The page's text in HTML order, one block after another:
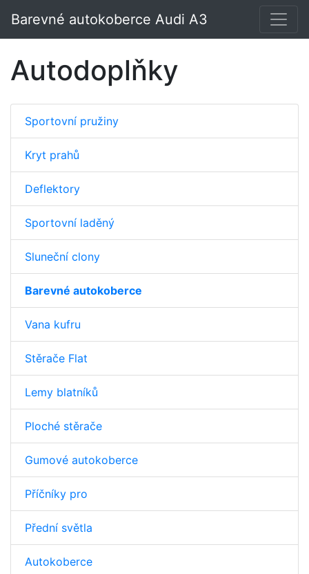
Barevné autokoberce Audi A3
Autodoplňky
Sportovní pružiny
Kryt prahů
Deflektory
Sportovní laděný
Sluneční clony
Barevné autokoberce
Vana kufru
Stěrače Flat
Lemy blatníků
Ploché stěrače
Gumové autokoberce
Příčníky pro
Přední světla
Autokoberce